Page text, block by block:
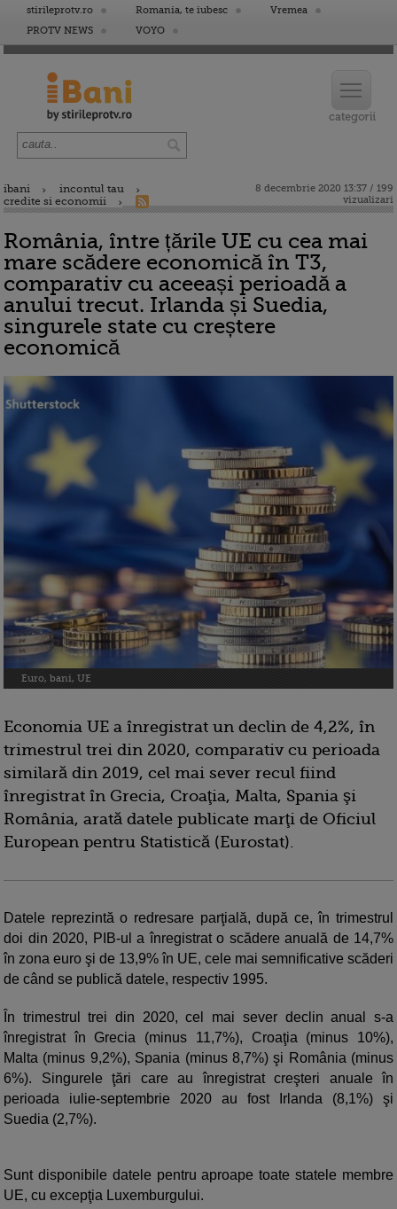
stirileprotv.ro Romania, te iubesc
Vremea
PROTV NEWS
VOYO
ibani
incontul tau
credite si economii
8 decembrie 2020 13:37 / 199
vizualizari
România, între țările UE cu cea mai
mare scădere economică în T3,
comparativ cu aceeași perioadă a
anului trecut. Irlanda și Suedia,
singurele state cu creștere
economică
Euro, bani, UE
Economia UE a înregistrat un declin de 4,2%, în
trimestrul trei din 2020, comparativ cu perioada
similară din 2019, cel mai sever recul fiind
înregistrat în Grecia, Croaţia, Malta, Spania şi
România, arată datele publicate marţi de Oficiul
European pentru Statistică (Eurostat).
Datele reprezintă o redresare parţială, după ce, în trimestrul
doi din 2020, PIB-ul a înregistrat o scădere anuală de 14,7%
în zona euro şi de 13,9% în UE, cele mai semnificative scăderi
de când se publică datele, respectiv 1995.
În trimestrul trei din 2020, cel mai sever declin anual s-a
înregistrat în Grecia (minus 11,7%), Croaţia (minus 10%),
Malta (minus 9,2%), Spania (minus 8,7%) şi România (minus
6%). Singurele ţări care au înregistrat creşteri anuale în
perioada iulie-septembrie 2020 au fost Irlanda (8,1%) şi
Suedia (2,7%).
Sunt disponibile datele pentru aproape toate statele membre
UE, cu excepţia Luxemburgului.